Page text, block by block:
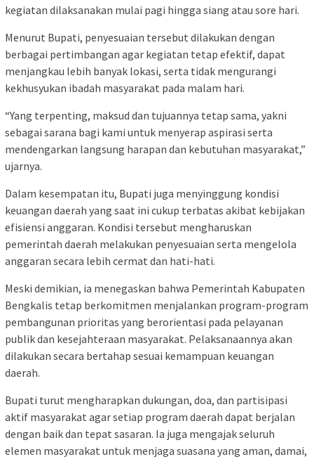
kegiatan dilaksanakan mulai pagi hingga siang atau sore hari.
Menurut Bupati, penyesuaian tersebut dilakukan dengan
berbagai pertimbangan agar kegiatan tetap efektif, dapat
menjangkau lebih banyak lokasi, serta tidak mengurangi
kekhusyukan ibadah masyarakat pada malam hari.
“Yang terpenting, maksud dan tujuannya tetap sama, yakni
sebagai sarana bagi kami untuk menyerap aspirasi serta
mendengarkan langsung harapan dan kebutuhan masyarakat,”
ujarnya.
Dalam kesempatan itu, Bupati juga menyinggung kondisi
keuangan daerah yang saat ini cukup terbatas akibat kebijakan
efisiensi anggaran. Kondisi tersebut mengharuskan
pemerintah daerah melakukan penyesuaian serta mengelola
anggaran secara lebih cermat dan hati-hati.
Meski demikian, ia menegaskan bahwa Pemerintah Kabupaten
Bengkalis tetap berkomitmen menjalankan program-program
pembangunan prioritas yang berorientasi pada pelayanan
publik dan kesejahteraan masyarakat. Pelaksanaannya akan
dilakukan secara bertahap sesuai kemampuan keuangan
daerah.
Bupati turut mengharapkan dukungan, doa, dan partisipasi
aktif masyarakat agar setiap program daerah dapat berjalan
dengan baik dan tepat sasaran. Ia juga mengajak seluruh
elemen masyarakat untuk menjaga suasana yang aman, damai,